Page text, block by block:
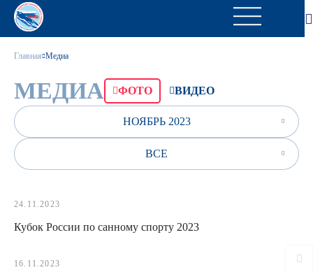
Главная Медиа
МЕДИА ФОТО ВИДЕО
НОЯБРЬ 2023
ВСЕ
24.11.2023
Кубок России по санному спорту 2023
16.11.2023